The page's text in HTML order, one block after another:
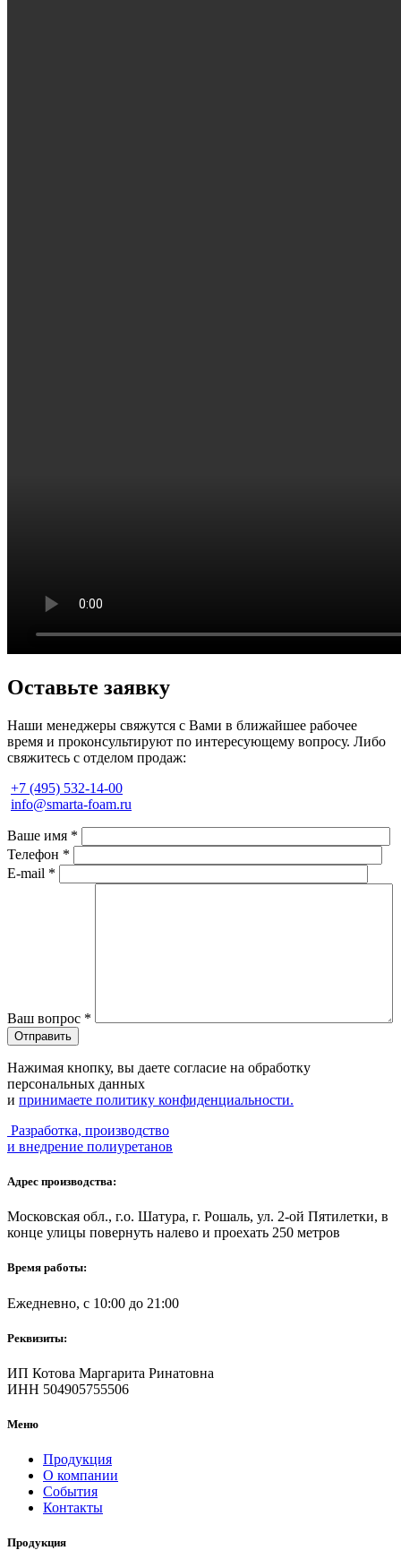
Оставьте заявку
Наши менеджеры свяжутся с Вами в ближайшее рабочее
время и проконсультируют по интересующему вопросу. Либо
свяжитесь с отделом продаж:
+7 (495) 532-14-00
info@smarta-foam.ru
Ваше имя *
Телефон *
E-mail *
Ваш вопрос *
Нажимая кнопку, вы даете согласие на обработку
персональных данных
и принимаете политику конфиденциальности.
Разработка, производство
и внедрение полиуретанов
Адрес производства:
Московская обл., г.о. Шатура, г. Рошаль, ул. 2-ой Пятилетки, в
конце улицы повернуть налево и проехать 250 метров
Время работы:
Ежедневно, с 10:00 до 21:00
Реквизиты:
ИП Котова Маргарита Ринатовна
ИНН 504905755506
Меню
Продукция
О компании
События
Контакты
Продукция